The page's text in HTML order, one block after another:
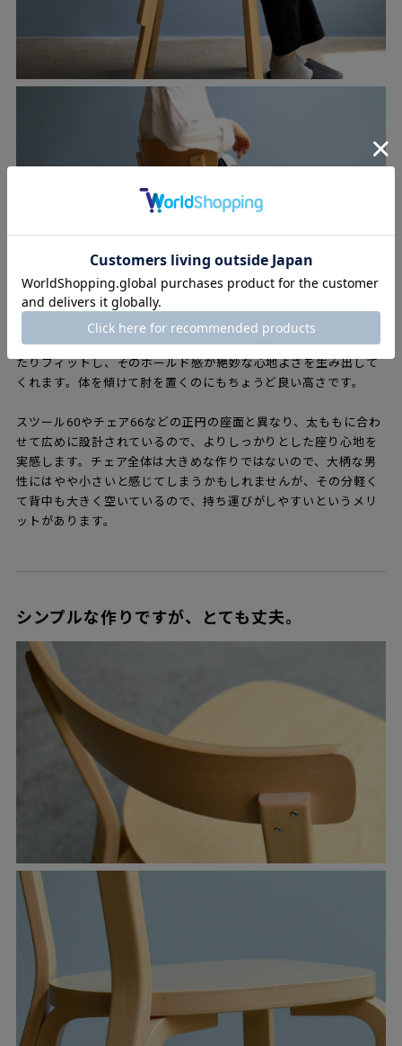
背中の形に合わせてカーブしている背もたれは寄りかかるとぴっ
たりフィットし、そのホールド感が絶妙な心地よさを生み出して
くれます。体を傾けて肘を置くのにもちょうど良い高さです。
スツール60やチェア66などの正円の座面と異なり、太ももに合わ
せて広めに設計されているので、よりしっかりとした座り心地を
実感します。チェア全体は大きめな作りではないので、大柄な男
性にはやや小さいと感じてしまうかもしれませんが、その分軽く
て背中も大きく空いているので、持ち運びがしやすいというメリ
ットがあります。
シンプルな作りですが、とても丈夫。